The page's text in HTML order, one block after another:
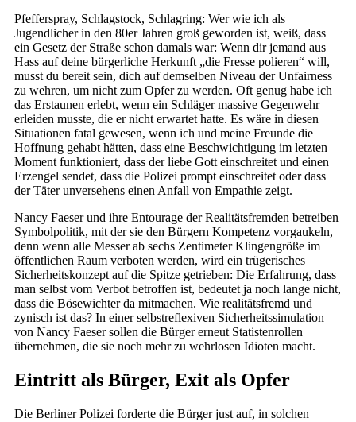
Pfefferspray, Schlagstock, Schlagring: Wer wie ich als
Jugendlicher in den 80er Jahren groß geworden ist, weiß, dass
ein Gesetz der Straße schon damals war: Wenn dir jemand aus
Hass auf deine bürgerliche Herkunft „die Fresse polieren“ will,
musst du bereit sein, dich auf demselben Niveau der Unfairness
zu wehren, um nicht zum Opfer zu werden. Oft genug habe ich
das Erstaunen erlebt, wenn ein Schläger massive Gegenwehr
erleiden musste, die er nicht erwartet hatte. Es wäre in diesen
Situationen fatal gewesen, wenn ich und meine Freunde die
Hoffnung gehabt hätten, dass eine Beschwichtigung im letzten
Moment funktioniert, dass der liebe Gott einschreitet und einen
Erzengel sendet, dass die Polizei prompt einschreitet oder dass
der Täter unversehens einen Anfall von Empathie zeigt.
Nancy Faeser und ihre Entourage der Realitätsfremden betreiben
Symbolpolitik, mit der sie den Bürgern Kompetenz vorgaukeln,
denn wenn alle Messer ab sechs Zentimeter Klingengröße im
öffentlichen Raum verboten werden, wird ein trügerisches
Sicherheitskonzept auf die Spitze getrieben: Die Erfahrung, dass
man selbst vom Verbot betroffen ist, bedeutet ja noch lange nicht,
dass die Bösewichter da mitmachen. Wie realitätsfremd und
zynisch ist das? In einer selbstreflexiven Sicherheitssimulation
von Nancy Faeser sollen die Bürger erneut Statistenrollen
übernehmen, die sie noch mehr zu wehrlosen Idioten macht.
Eintritt als Bürger, Exit als Opfer
Die Berliner Polizei forderte die Bürger just auf, in solchen